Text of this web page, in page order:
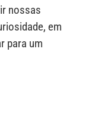
nossas
em
para um